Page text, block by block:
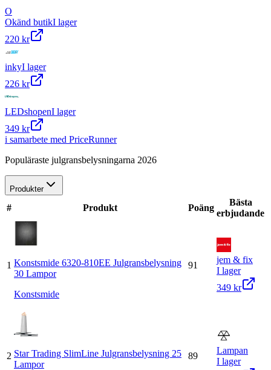
O
Okänd butikI lager
220 kr
inkyI lager
226 kr
LEDshopenI lager
349 kr
i samarbete med PriceRunner
Populäraste julgransbelysningarna 2026
Produkter
# Produkt Poäng
Bästa
erbjudande
1 Konstsmide 6320-810EE Julgransbelysning
30 Lampor
Konstsmide
91
jem & fix
I lager
349 kr
2 Star Trading SlimLine Julgransbelysning 25
Lampor
89
Lampan
I lager